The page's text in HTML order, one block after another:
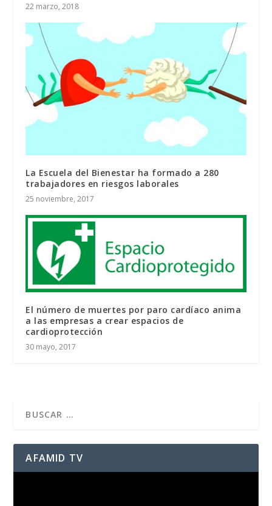
22 marzo, 2018
La Escuela del Bienestar ha formado a 280
trabajadores en riesgos laborales
25 noviembre, 2017
El número de muertes por paro cardíaco anima
a las empresas a crear espacios de
cardioprotección
30 mayo, 2017
AFAMID TV